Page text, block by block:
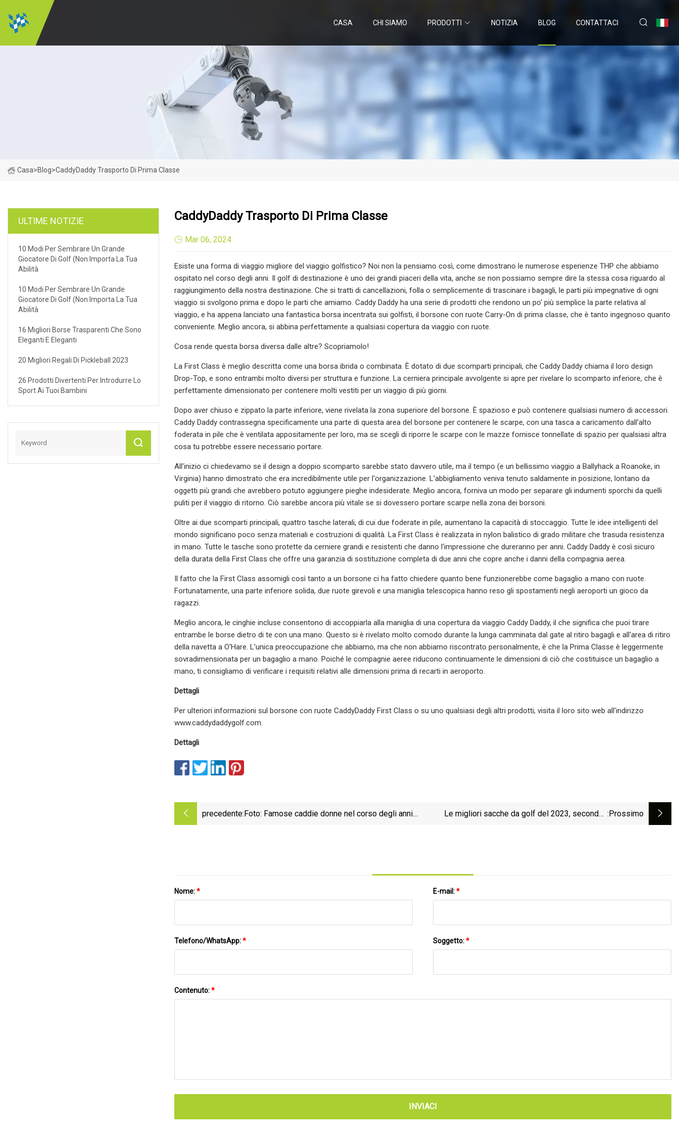
CASA CHI SIAMO PRODOTTI NOTIZIA BLOG CONTATTACI
Casa>Blog>CaddyDaddy Trasporto Di Prima Classe
ULTIME NOTIZIE
10 Modi Per Sembrare Un Grande
Giocatore Di Golf (non Importa La Tua
Abilità
10 Modi Per Sembrare Un Grande
Giocatore Di Golf (non Importa La Tua
Abilità
16 Migliori Borse Trasparenti Che Sono
Eleganti E Eleganti
20 Migliori Regali Di Pickleball 2023
26 Prodotti Divertenti Per Introdurre Lo
Sport Ai Tuoi Bambini
CaddyDaddy Trasporto Di Prima Classe
Mar 06, 2024
Esiste una forma di viaggio migliore del viaggio golfistico? Noi non la pensiamo così, come dimostrano le numerose esperienze THP che abbiamo
ospitato nel corso degli anni. Il golf di destinazione è uno dei grandi piaceri della vita, anche se non possiamo sempre dire la stessa cosa riguardo al
raggiungimento della nostra destinazione. Che si tratti di cancellazioni, folla o semplicemente di trascinare i bagagli, le parti più impegnative di ogni
viaggio si svolgono prima e dopo le parti che amiamo. Caddy Daddy ha una serie di prodotti che rendono un po' più semplice la parte relativa al
viaggio, e ha appena lanciato una fantastica borsa incentrata sui golfisti, il borsone con ruote Carry-On di prima classe, che è tanto ingegnoso quanto
conveniente. Meglio ancora, si abbina perfettamente a qualsiasi copertura da viaggio con ruote.
Cosa rende questa borsa diversa dalle altre? Scopriamolo!
La First Class è meglio descritta come una borsa ibrida o combinata. È dotato di due scomparti principali, che Caddy Daddy chiama il loro design
Drop-Top, e sono entrambi molto diversi per struttura e funzione. La cerniera principale avvolgente si apre per rivelare lo scomparto inferiore, che è
perfettamente dimensionato per contenere molti vestiti per un viaggio di più giorni.
Dopo aver chiuso e zippato la parte inferiore, viene rivelata la zona superiore del borsone. È spazioso e può contenere qualsiasi numero di accessori.
Caddy Daddy contrassegna specificamente una parte di questa area del borsone per contenere le scarpe, con una tasca a caricamento dall'alto
foderata in pile che è ventilata appositamente per loro, ma se scegli di riporre le scarpe con le mazze fornisce tonnellate di spazio per qualsiasi altra
cosa tu potrebbe essere necessario portare.
All'inizio ci chiedevamo se il design a doppio scomparto sarebbe stato davvero utile, ma il tempo (e un bellissimo viaggio a Ballyhack a Roanoke, in
Virginia) hanno dimostrato che era incredibilmente utile per l'organizzazione. L'abbigliamento veniva tenuto saldamente in posizione, lontano da
oggetti più grandi che avrebbero potuto aggiungere pieghe indesiderate. Meglio ancora, forniva un modo per separare gli indumenti sporchi da quelli
puliti per il viaggio di ritorno. Ciò sarebbe ancora più vitale se si dovessero portare scarpe nella zona dei borsoni.
Oltre ai due scomparti principali, quattro tasche laterali, di cui due foderate in pile, aumentano la capacità di stoccaggio. Tutte le idee intelligenti del
mondo significano poco senza materiali e costruzioni di qualità. La First Class è realizzata in nylon balistico di grado militare che trasuda resistenza
in mano. Tutte le tasche sono protette da cerniere grandi e resistenti che danno l'impressione che dureranno per anni. Caddy Daddy è così sicuro
della durata della First Class che offre una garanzia di sostituzione completa di due anni che copre anche i danni della compagnia aerea.
Il fatto che la First Class assomigli così tanto a un borsone ci ha fatto chiedere quanto bene funzionerebbe come bagaglio a mano con ruote.
Fortunatamente, una parte inferiore solida, due ruote girevoli e una maniglia telescopica hanno reso gli spostamenti negli aeroporti un gioco da
ragazzi.
Meglio ancora, le cinghie incluse consentono di accoppiarla alla maniglia di una copertura da viaggio Caddy Daddy, il che significa che puoi tirare
entrambe le borse dietro di te con una mano. Questo si è rivelato molto comodo durante la lunga camminata dal gate al ritiro bagagli e all'area di ritiro
della navetta a O'Hare. L'unica preoccupazione che abbiamo, ma che non abbiamo riscontrato personalmente, è che la Prima Classe è leggermente
sovradimensionata per un bagaglio a mano. Poiché le compagnie aeree riducono continuamente le dimensioni di ciò che costituisce un bagaglio a
mano, ti consigliamo di verificare i requisiti relativi alle dimensioni prima di recarti in aeroporto.
Dettagli
Per ulteriori informazioni sul borsone con ruote CaddyDaddy First Class o su uno qualsiasi degli altri prodotti, visita il loro sito web all'indirizzo
www.caddydaddygolf.com.
Dettagli
precedente:Foto: Famose caddie donne nel corso degli anni
Le migliori sacche da golf del 2023, secondo i :Prossimo
Nome:* E-mail:*
Telefono/WhatsApp:* Soggetto:*
Contenuto:*
INVIACI